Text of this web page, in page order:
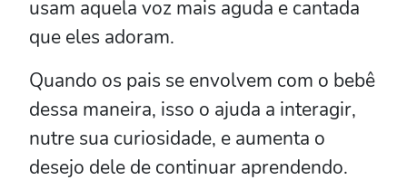
usam aquela voz mais aguda e cantada
que eles adoram.
Quando os pais se envolvem com o bebê
dessa maneira, isso o ajuda a interagir,
nutre sua curiosidade, e aumenta o
desejo dele de continuar aprendendo.